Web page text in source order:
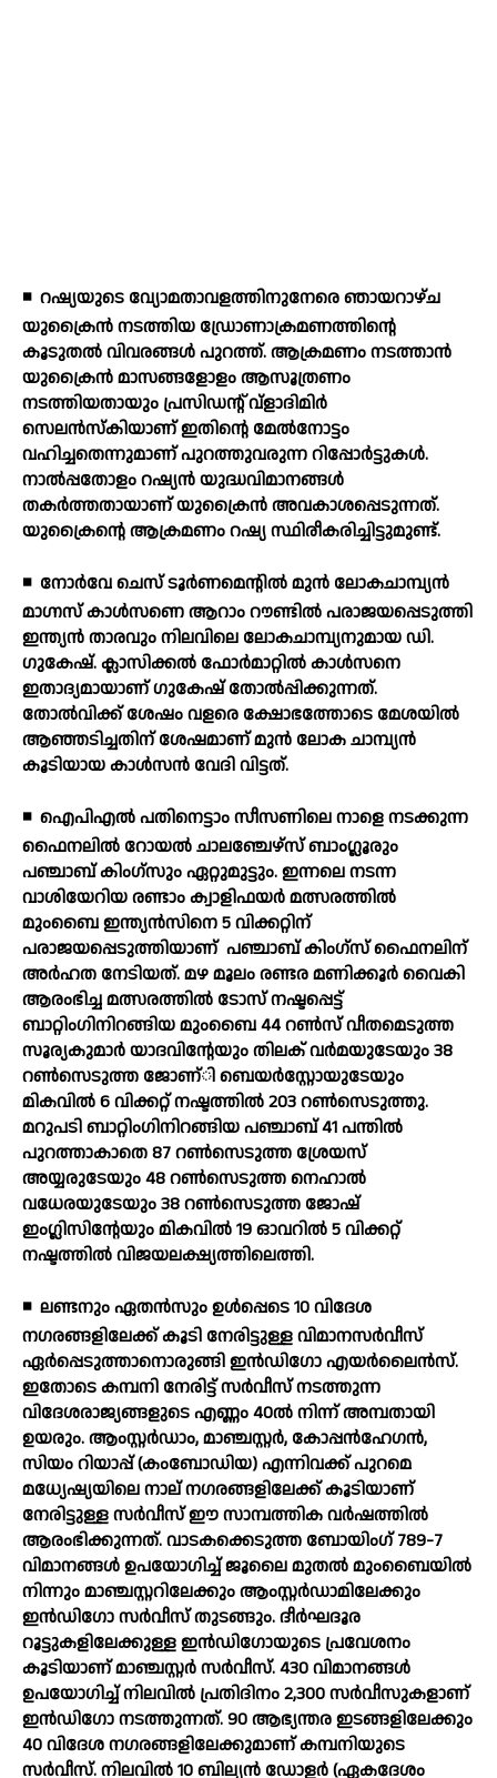
◾ റഷ്യയുടെ വ്യോമതാവളത്തിനുനേരെ ഞായറാഴ്ച
യുക്രൈന്‍ നടത്തിയ ഡ്രോണാക്രമണത്തിന്റെ
കൂടുതല്‍ വിവരങ്ങള്‍ പുറത്ത്. ആക്രമണം നടത്താന്‍
യുക്രൈന്‍ മാസങ്ങളോളം ആസൂത്രണം
നടത്തിയതായും പ്രസിഡന്റ് വ്‌ളാദിമിര്‍
സെലന്‍സ്‌കിയാണ് ഇതിന്റെ മേല്‍നോട്ടം
വഹിച്ചതെന്നുമാണ് പുറത്തുവരുന്ന റിപ്പോര്‍ട്ടുകള്‍.
നാല്‍പ്പതോളം റഷ്യന്‍ യുദ്ധവിമാനങ്ങള്‍
തകര്‍ത്തതായാണ് യുക്രൈന്‍ അവകാശപ്പെടുന്നത്.
യുക്രൈന്റെ ആക്രമണം റഷ്യ സ്ഥിരീകരിച്ചിട്ടുമുണ്ട്.
◾ നോര്‍വേ ചെസ് ടൂര്‍ണമെന്റില്‍ മുന്‍ ലോകചാമ്പ്യന്‍
മാഗ്നസ് കാള്‍സണെ ആറാം റൗണ്ടില്‍ പരാജയപ്പെടുത്തി
ഇന്ത്യന്‍ താരവും നിലവിലെ ലോകചാമ്പ്യനുമായ ഡി.
ഗുകേഷ്. ക്ലാസിക്കല്‍ ഫോര്‍മാറ്റില്‍ കാള്‍സനെ
ഇതാദ്യമായാണ് ഗുകേഷ് തോല്‍പ്പിക്കുന്നത്.
തോല്‍വിക്ക് ശേഷം വളരെ ക്ഷോഭത്തോടെ മേശയില്‍
ആഞ്ഞടിച്ചതിന് ശേഷമാണ് മുന്‍ ലോക ചാമ്പ്യന്‍
കൂടിയായ കാള്‍സന്‍ വേദി വിട്ടത്.
◾ ഐപിഎല്‍ പതിനെട്ടാം സീസണിലെ നാളെ നടക്കുന്ന
ഫൈനലില്‍ റോയല്‍ ചാലഞ്ചേഴ്സ് ബാംഗ്ലൂരും
പഞ്ചാബ് കിംഗ്സും ഏറ്റുമുട്ടും. ഇന്നലെ നടന്ന
വാശിയേറിയ രണ്ടാം ക്വാളിഫയര്‍ മത്സരത്തില്‍
മുംബൈ ഇന്ത്യന്‍സിനെ 5 വിക്കറ്റിന്
പരാജയപ്പെടുത്തിയാണ് പഞ്ചാബ് കിംഗ്സ് ഫൈനലിന്
അര്‍ഹത നേടിയത്. മഴ മൂലം രണ്ടര മണിക്കൂര്‍ വൈകി
ആരംഭിച്ച മത്സരത്തില്‍ ടോസ് നഷ്ടപ്പെട്ട്
ബാറ്റിംഗിനിറങ്ങിയ മുംബൈ 44 റണ്‍സ് വീതമെടുത്ത
സൂര്യകുമാര്‍ യാദവിന്റേയും തിലക് വര്‍മയുടേയും 38
റണ്‍സെടുത്ത ജോണ്ി ബെയര്‍സ്റ്റോയുടേയും
മികവില്‍ 6 വിക്കറ്റ് നഷ്ടത്തില്‍ 203 റണ്‍സെടുത്തു.
മറുപടി ബാറ്റിംഗിനിറങ്ങിയ പഞ്ചാബ് 41 പന്തില്‍
പുറത്താകാതെ 87 റണ്‍സെടുത്ത ശ്രേയസ്
അയ്യരുടേയും 48 റണ്‍സെടുത്ത നെഹാല്‍
വധേരയുടേയും 38 റണ്‍സെടുത്ത ജോഷ്
ഇംഗ്ലിസിന്റേയും മികവില്‍ 19 ഓവറില്‍ 5 വിക്കറ്റ്
നഷ്ടത്തില്‍ വിജയലക്ഷ്യത്തിലെത്തി.
◾ ലണ്ടനും ഏതന്‍സും ഉള്‍പ്പെടെ 10 വിദേശ
നഗരങ്ങളിലേക്ക് കൂടി നേരിട്ടുള്ള വിമാനസര്‍വീസ്
ഏര്‍പ്പെടുത്താനൊരുങ്ങി ഇന്‍ഡിഗോ എയര്‍ലൈന്‍സ്.
ഇതോടെ കമ്പനി നേരിട്ട് സര്‍വീസ് നടത്തുന്ന
വിദേശരാജ്യങ്ങളുടെ എണ്ണം 40ല്‍ നിന്ന് അമ്പതായി
ഉയരും. ആംസ്റ്റര്‍ഡാം, മാഞ്ചസ്റ്റര്‍, കോപ്പന്‍ഹേഗന്‍,
സിയം റിയാപ്പ് (കംബോഡിയ) എന്നിവക്ക് പുറമെ
മധ്യേഷ്യയിലെ നാല് നഗരങ്ങളിലേക്ക് കൂടിയാണ്
നേരിട്ടുള്ള സര്‍വീസ് ഈ സാമ്പത്തിക വര്‍ഷത്തില്‍
ആരംഭിക്കുന്നത്. വാടകക്കെടുത്ത ബോയിംഗ് 789-7
വിമാനങ്ങള്‍ ഉപയോഗിച്ച് ജൂലൈ മുതല്‍ മുംബൈയില്‍
നിന്നും മാഞ്ചസ്റ്ററിലേക്കും ആംസ്റ്റര്‍ഡാമിലേക്കും
ഇന്‍ഡിഗോ സര്‍വീസ് തുടങ്ങും. ദീര്‍ഘദൂര
റൂട്ടുകളിലേക്കുള്ള ഇന്‍ഡിഗോയുടെ പ്രവേശനം
കൂടിയാണ് മാഞ്ചസ്റ്റര്‍ സര്‍വീസ്. 430 വിമാനങ്ങള്‍
ഉപയോഗിച്ച് നിലവില്‍ പ്രതിദിനം 2,300 സര്‍വീസുകളാണ്
ഇന്‍ഡിഗോ നടത്തുന്നത്. 90 ആഭ്യന്തര ഇടങ്ങളിലേക്കും
40 വിദേശ നഗരങ്ങളിലേക്കുമാണ് കമ്പനിയുടെ
സര്‍വീസ്. നിലവില്‍ 10 ബില്യന്‍ ഡോളര്‍ (ഏകദേശം